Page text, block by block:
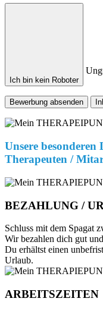
Ich bin kein Roboter
Bewerbung absenden
Unsere
Therapeuten /
BEZAHLUNG /
Schluss mit dem Spagat
Wir bezahlen dich gut
Du erhältst einen
Urlaub.
ARBEITS­ZEITEN